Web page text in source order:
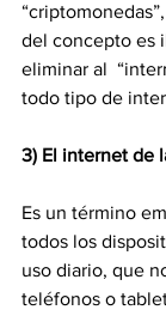
del concepto es
eliminar al
todo tipo de
3) El internet de
Es un término
todos los
uso diario, que
teléfonos o